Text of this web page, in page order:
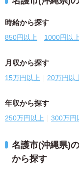
時給から探す
850円以上 1000円以
月収から探す
15万円以上 20万円以
年収から探す
250万円以上 300万円
名護市(沖縄県)
から探す